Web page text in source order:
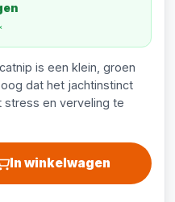
is een klein, groen
dat het jachtinstinct
stress en verveling te
In winkelwagen